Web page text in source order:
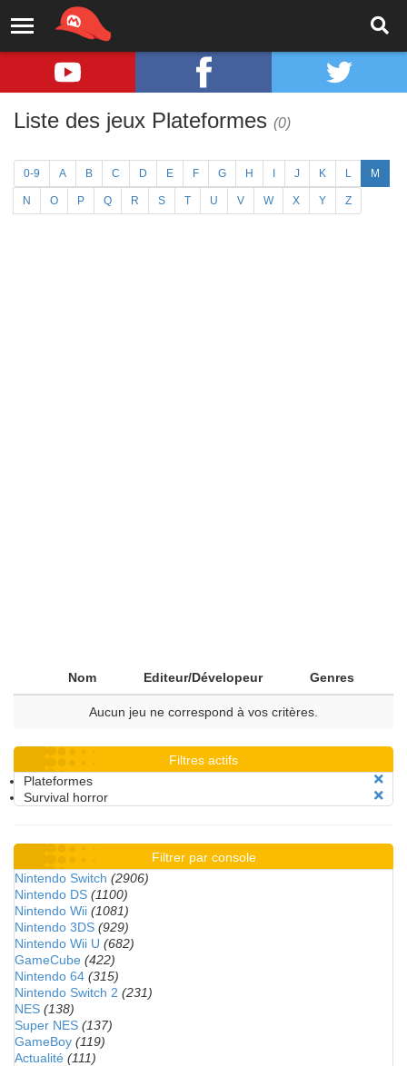
Liste des jeux Plateformes (0)
0-9 A B C D E F G H J K L M
N O P Q R S T U V W X Y Z
Nom Editeur/Dévelopeur Genres
Aucun jeu ne correspond à vos critères.
Filtres actifs
Plateformes
Survival horror
Filtrer par console
Nintendo Switch (2906)
Nintendo DS (1100)
Nintendo Wii (1081)
Nintendo 3DS (929)
Nintendo Wii U (682)
GameCube (422)
Nintendo 64 (315)
Nintendo Switch 2 (231)
NES (138)
Super NES (137)
GameBoy (119)
Actualité (111)